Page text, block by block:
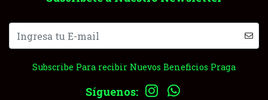
Subscribe Para recibir Nuevos Beneficios Praga
Síguenos: